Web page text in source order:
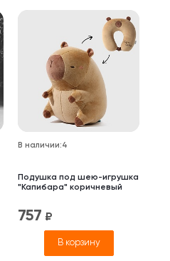
В наличии:4
Подушка под шею-игрушка
"Капибара" коричневый
757 ₽
В корзину